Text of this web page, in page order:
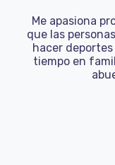
Me apasiona
que las
hacer
tiempo en